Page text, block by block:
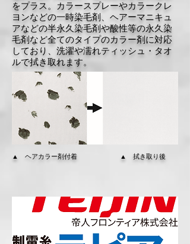
をプラス。カラースプレーやカラークレ
ヨンなどの一時染毛剤、ヘアーマニキュ
アなどの半永久染毛剤や酸性等の永久染
毛剤など全てのタイプのカラー剤に対応
しており、洗濯や濡れティッシュ・タオ
ルで拭き取れます。
▲ ヘアカラー剤付着 ▲ 拭き取り後